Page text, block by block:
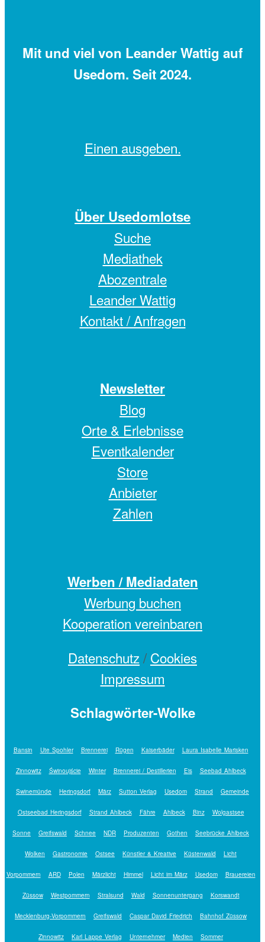
Mit und viel von Leander Wattig auf
Usedom. Seit 2024.
Einen ausgeben.
Über Usedomlotse
Suche
Mediathek
Abozentrale
Leander Wattig
Kontakt / Anfragen
Newsletter
Blog
Orte & Erlebnisse
Eventkalender
Store
Anbieter
Zahlen
Werben / Mediadaten
Werbung buchen
Kooperation vereinbaren
Datenschutz/ Cookies
Impressum
Schlagwörter-Wolke
Bansin Ute Spohler Brennerei Rügen Kaiserbäder Laura Isabelle Marisken
Zinnowitz Świnoujście Winter Brennerei / Destillerien Eis Seebad Ahlbeck
Swinemünde Heringsdorf März Sutton Verlag Usedom Strand Gemeinde
Ostseebad Heringsdorf Strand Ahlbeck Fähre Ahlbeck Binz Wolgastsee
Sonne Greifswald Schnee NDR Produzenten Gothen Seebrücke Ahlbeck
Wolken Gastronomie Ostsee Künstler & Kreative Küstenwald Licht
Vorpommern ARD Polen Märzlicht Himmel Licht im März Usedom Brauereien
Züssow Westpommern Stralsund Wald Sonnenuntergang Korswandt
Mecklenburg-Vorpommern Greifswald Caspar David Friedrich Bahnhof Züssow
Zinnowitz Karl Lappe Verlag Unternehmer Medien Sommer